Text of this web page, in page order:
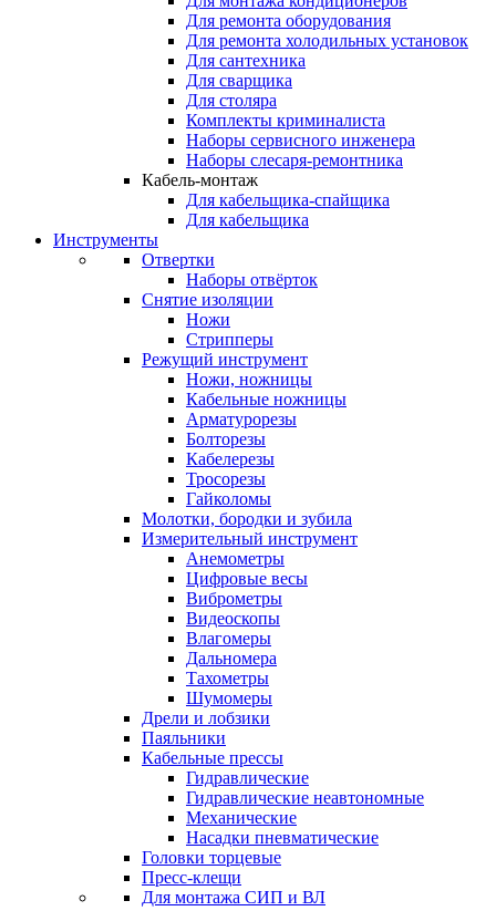
Для ремонта оборудования
Для ремонта холодильных установок
Для сантехника
Для сварщика
Для столяра
Комплекты криминалиста
Наборы сервисного инженера
Наборы слесаря-ремонтника
Кабель-монтаж
Для кабельщика-спайщика
Для кабельщика
Инструменты
Отвертки
Наборы отвёрток
Снятие изоляции
Ножи
Стрипперы
Режущий инструмент
Ножи, ножницы
Кабельные ножницы
Арматурорезы
Болторезы
Кабелерезы
Тросорезы
Гайколомы
Молотки, бородки и зубила
Измерительный инструмент
Анемометры
Цифровые весы
Виброметры
Видеоскопы
Влагомеры
Дальномера
Тахометры
Шумомеры
Дрели и лобзики
Паяльники
Кабельные прессы
Гидравлические
Гидравлические неавтономные
Механические
Насадки пневматические
Головки торцевые
Пресс-клещи
Для монтажа СИП и ВЛ